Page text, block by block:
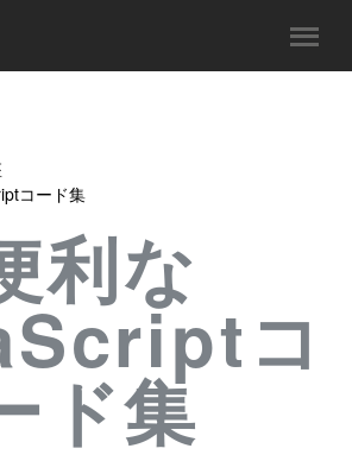
コード集
利な
コ
ド集